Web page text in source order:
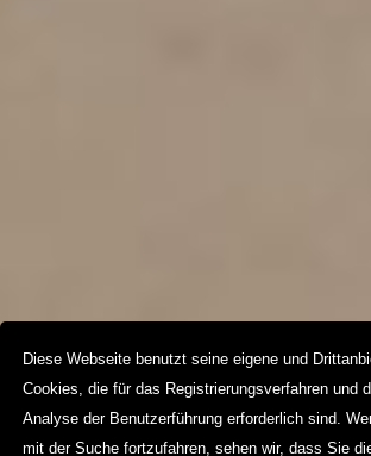
Diese Webseite benutzt seine eigene und
Cookies, die für das Registrierungsverfahren und
Analyse der Benutzerführung erforderlich sind.
mit der Suche fortzufahren, sehen wir, dass Sie